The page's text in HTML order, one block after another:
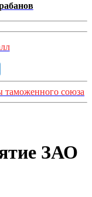
таможенного союза
ЗАО